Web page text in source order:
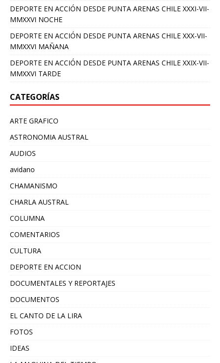
DEPORTE EN ACCIÓN DESDE PUNTA ARENAS CHILE XXXI-VII-
MMXXVI NOCHE
DEPORTE EN ACCIÓN DESDE PUNTA ARENAS CHILE XXX-VII-
MMXXVI MAÑANA
DEPORTE EN ACCIÓN DESDE PUNTA ARENAS CHILE XXIX-VII-
MMXXVI TARDE
CATEGORÍAS
ARTE GRAFICO
ASTRONOMIA AUSTRAL
AUDIOS
avidano
CHAMANISMO
CHARLA AUSTRAL
COLUMNA
COMENTARIOS
CULTURA
DEPORTE EN ACCION
DOCUMENTALES Y REPORTAJES
DOCUMENTOS
EL CANTO DE LA LIRA
FOTOS
IDEAS